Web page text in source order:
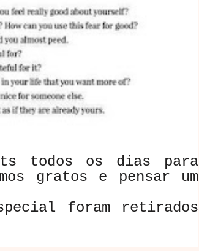
todos os dias para
gratos e pensar um
foram retirados